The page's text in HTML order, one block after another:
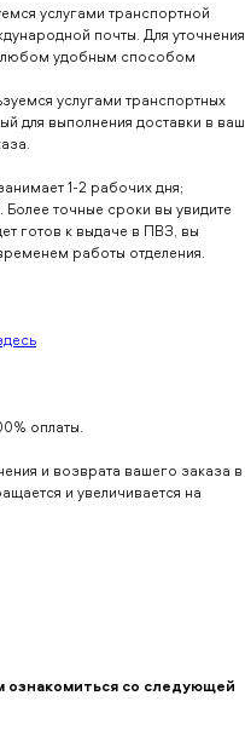
услугами транспортной
почты. Для уточнения
любом удобным способом
услугами транспортных
для выполнения доставки в ваш
1-2 рабочих дня;
точные сроки вы увидите
готов к выдаче в ПВЗ, вы
работы отделения.
оплаты.
и возврата вашего заказа в
и увеличивается на
ознакомиться со следующей